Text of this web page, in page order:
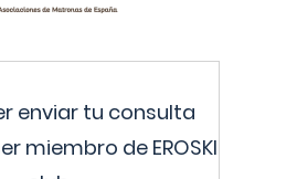
enviar tu consulta
miembro de EROSKI